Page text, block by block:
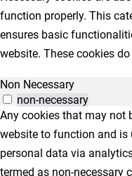
function properly. This
ensures basic
website. These cookies
Non Necessary
non-necessary
Any cookies that may not
website to function and is
personal data via
termed as non-necessary